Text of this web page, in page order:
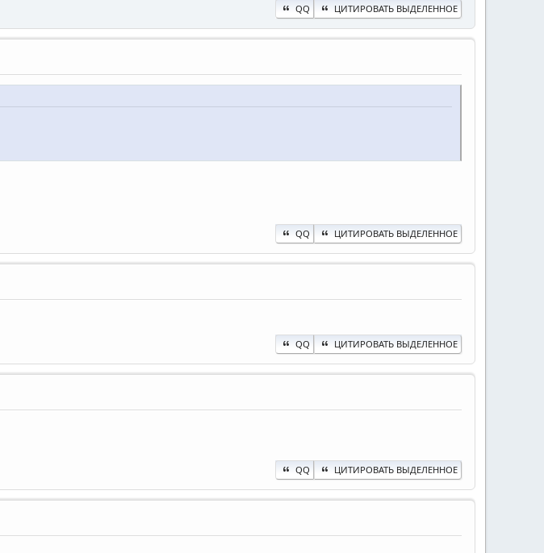
QQ ЦИТИРОВАТЬ ВЫДЕЛЕННОЕ
QQ ЦИТИРОВАТЬ ВЫДЕЛЕННОЕ
QQ ЦИТИРОВАТЬ ВЫДЕЛЕННОЕ
QQ ЦИТИРОВАТЬ ВЫДЕЛЕННОЕ